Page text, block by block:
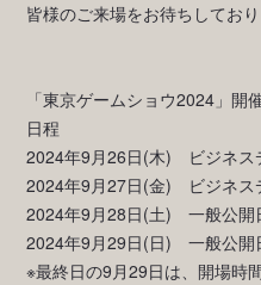
皆様のご来場をお待ちしており
「東京ゲームショウ2024」開
日程
2024年9月26日(木) ビジネ
2024年9月27日(金) ビジネ
2024年9月28日(土) 一般公開
2024年9月29日(日) 一般公開
※最終日の9月29日は、開場時